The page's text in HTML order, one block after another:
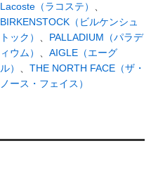
Lacoste（ラコステ） 、
BIRKENSTOCK（ビルケンシュ
トック） 、 PALLADIUM（パラデ
ィウム） 、 AIGLE（エーグ
ル） 、 THE NORTH FACE（ザ・
ノース・フェイス）